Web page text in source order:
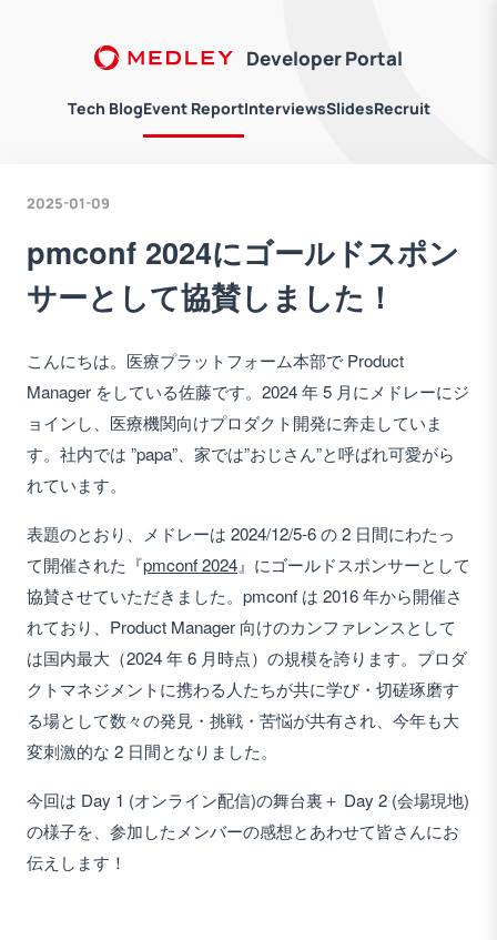
Developer Portal
Tech BlogEvent ReportInterviewsSlidesRecruit
2025-01-09
pmconf 2024にゴールドスポン
サーとして協賛しました！
こんにちは。医療プラットフォーム本部で Product
Manager をしている佐藤です。2024 年 5 月にメドレーにジ
ョインし、医療機関向けプロダクト開発に奔走していま
す。社内では ”papa”、家では”おじさん”と呼ばれ可愛がら
れています。
表題のとおり、メドレーは 2024/12/5-6 の 2 日間にわたっ
て開催された『pmconf 2024』にゴールドスポンサーとして
協賛させていただきました。pmconf は 2016 年から開催さ
れており、Product Manager 向けのカンファレンスとして
は国内最大（2024 年 6 月時点）の規模を誇ります。プロダ
クトマネジメントに携わる人たちが共に学び・切磋琢磨す
る場として数々の発見・挑戦・苦悩が共有され、今年も大
変刺激的な 2 日間となりました。
今回は Day 1 (オンライン配信)の舞台裏＋ Day 2 (会場現地)
の様子を、参加したメンバーの感想とあわせて皆さんにお
伝えします！